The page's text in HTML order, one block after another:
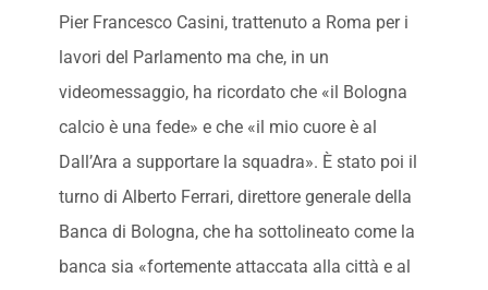
Pier Francesco Casini, trattenuto a Roma per i
lavori del Parlamento ma che, in un
videomessaggio, ha ricordato che «il Bologna
calcio è una fede» e che «il mio cuore è al
Dall’Ara a supportare la squadra». È stato poi il
turno di Alberto Ferrari, direttore generale della
Banca di Bologna, che ha sottolineato come la
banca sia «fortemente attaccata alla città e al